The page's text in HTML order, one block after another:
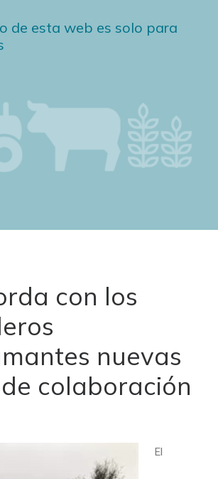
de esta web es solo para
con los
nuevas
colaboración
El